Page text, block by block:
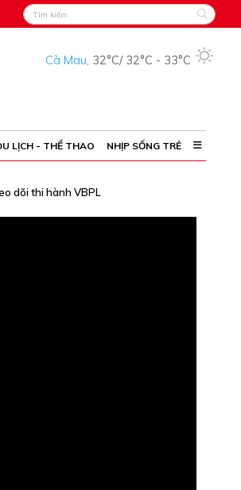
Cà Mau, 32°C/ 32°C - 33°C
LỊCH - THỂ THAO NHỊP SỐNG TRẺ
dõi thi hành VBPL